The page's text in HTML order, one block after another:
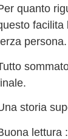
quanto
facilita
storia
lettura